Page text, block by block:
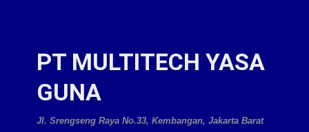
PT MULTITECH YASA
GUNA
Jl. Srengseng Raya No.33, Kembangan, Jakarta Barat